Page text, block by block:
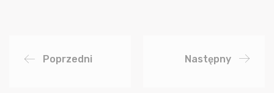
Poprzedni Następny